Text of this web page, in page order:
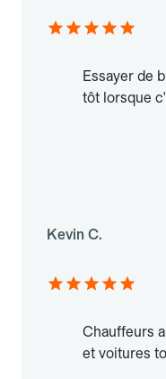
Essayer de
tôt lorsque
Kevin C.
Chauffeurs
et voitures